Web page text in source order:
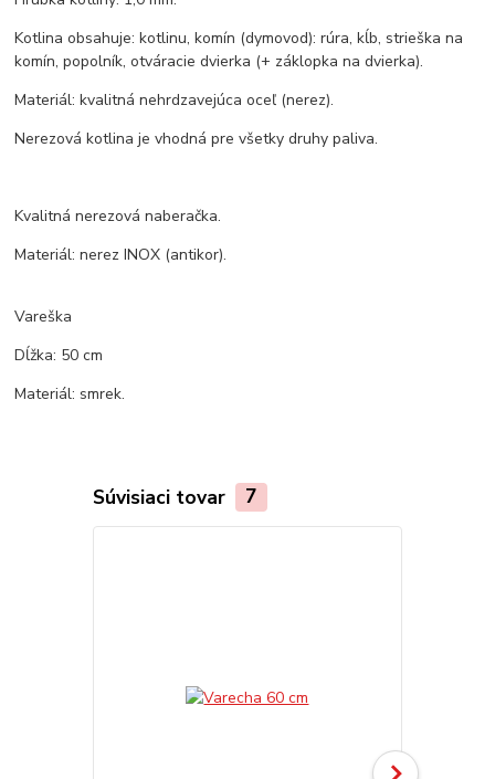
Kotlina obsahuje: kotlinu, komín (dymovod): rúra, kĺb, strieška na
komín, popolník, otváracie dvierka (+ záklopka na dvierka).
Materiál: kvalitná nehrdzavejúca oceľ (nerez).
Nerezová kotlina je vhodná pre všetky druhy paliva.
Kvalitná nerezová naberačka.
Materiál: nerez INOX (antikor).
Vareška
Dĺžka: 50 cm
Materiál: smrek.
Súvisiaci tovar 7